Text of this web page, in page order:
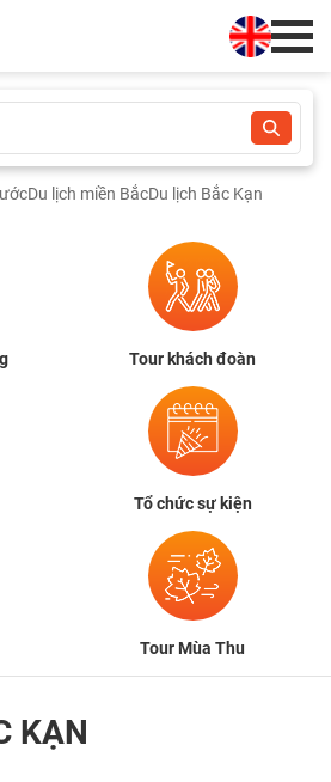
Du lịch miền BắcDu lịch Bắc Kạn
Tour khách đoàn
Tổ chức sự kiện
Tour Mùa Thu
KẠN